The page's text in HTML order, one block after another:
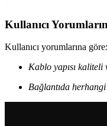
Kullanıcı
Kullanıcı yorumlarına göre:
Kablo yapısı kaliteli
Bağlantıda